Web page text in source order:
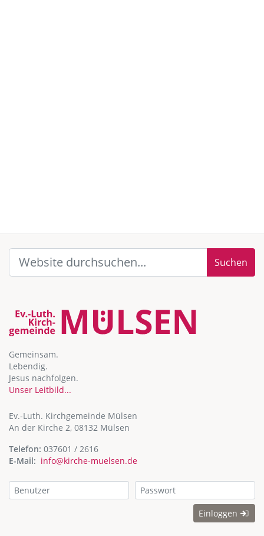
Suchen
Gemeinsam.
Lebendig.
Jesus nachfolgen.
Unser Leitbild...
Ev.-Luth. Kirchgemeinde Mülsen
An der Kirche 2, 08132 Mülsen
Telefon: 037601 / 2616
E-Mail: info@kirche-muelsen.de
Einloggen